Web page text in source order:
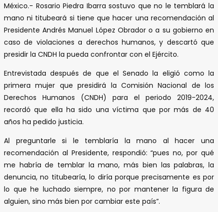
México.- Rosario Piedra Ibarra sostuvo que no le temblará la
mano ni titubeará si tiene que hacer una recomendación al
Presidente Andrés Manuel López Obrador o a su gobierno en
caso de violaciones a derechos humanos, y descartó que
presidir la CNDH la pueda confrontar con el Ejército.
Entrevistada después de que el Senado la eligió como la
primera mujer que presidirá la Comisión Nacional de los
Derechos Humanos (CNDH) para el periodo 2019-2024,
recordó que ella ha sido una víctima que por más de 40
años ha pedido justicia.
Al preguntarle si le temblaría la mano al hacer una
recomendación al Presidente, respondió: “pues no, por qué
me habría de temblar la mano, más bien las palabras, la
denuncia, no titubearía, lo diría porque precisamente es por
lo que he luchado siempre, no por mantener la figura de
alguien, sino más bien por cambiar este país”.